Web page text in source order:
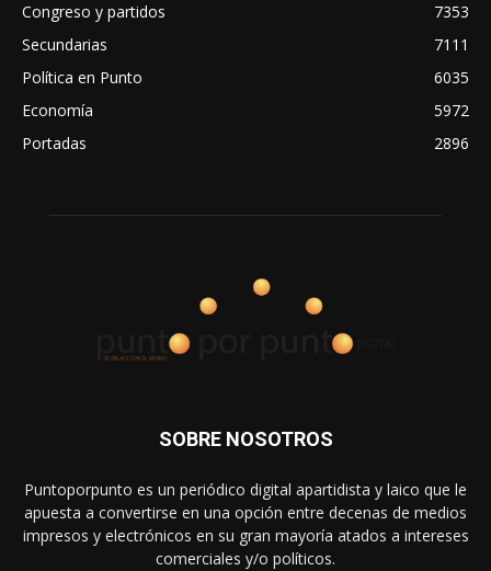
Congreso y partidos
7353
Secundarias
7111
Política en Punto
6035
Economía
5972
Portadas
2896
SOBRE NOSOTROS
Puntoporpunto es un periódico digital apartidista y laico que le
apuesta a convertirse en una opción entre decenas de medios
impresos y electrónicos en su gran mayoría atados a intereses
comerciales y/o políticos.